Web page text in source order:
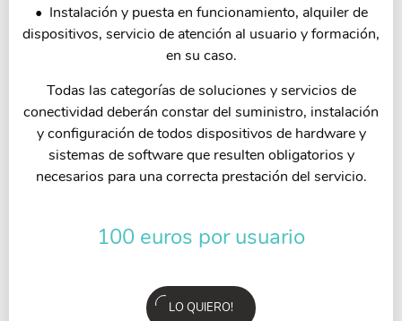
• Instalación y puesta en funcionamiento, alquiler de
dispositivos, servicio de atención al usuario y formación,
en su caso.
Todas las categorías de soluciones y servicios de
conectividad deberán constar del suministro, instalación
y configuración de todos dispositivos de hardware y
sistemas de software que resulten obligatorios y
necesarios para una correcta prestación del servicio.
100 euros por usuario
LO QUIERO!